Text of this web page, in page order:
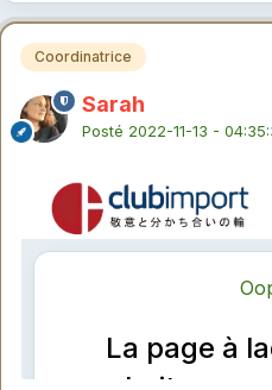
Coordinatrice
Sarah
Posté 2022-11-13 -